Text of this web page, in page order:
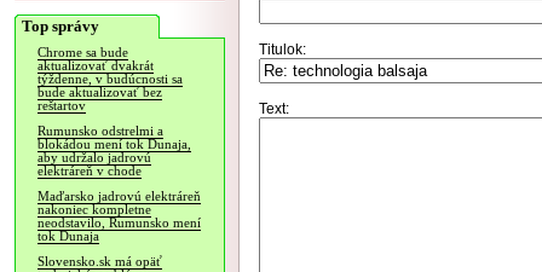
Top správy
Chrome sa bude
aktualizovať dvakrát
týždenne, v budúcnosti sa
bude aktualizovať bez
reštartov
Rumunsko odstrelmi a
blokádou mení tok Dunaja,
aby udržalo jadrovú
elektráreň v chode
Maďarsko jadrovú elektráreň
nakoniec kompletne
neodstavilo, Rumunsko mení
tok Dunaja
Slovensko.sk má opäť
Titulok:
Text: